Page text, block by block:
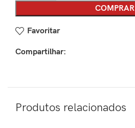
COMPRAR
Favoritar
Compartilhar:
Produtos relacionados